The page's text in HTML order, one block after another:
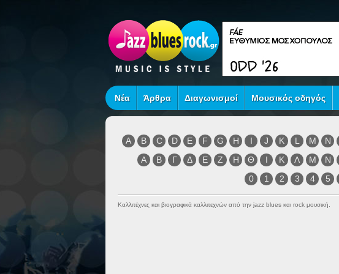
Νέα Άρθρα Διαγωνισμοί Μουσικός οδηγός
A B C D E F G H I J K L M N
Α
Β Γ Δ Ε Ζ Η Θ Ι Κ Λ Μ Ν
0
1 2 3 4 5
Καλλιτέχνες και βιογραφικά καλλιτεχνών από την jazz blues και rock μουσική.